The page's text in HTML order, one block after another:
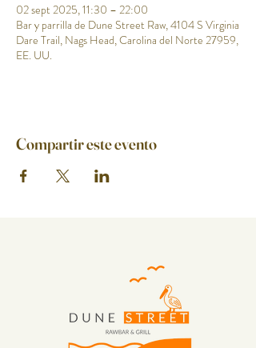
02 sept 2025, 11:30 – 22:00
Bar y parrilla de Dune Street Raw, 4104 S Virginia
Dare Trail, Nags Head, Carolina del Norte 27959,
EE. UU.
Compartir este evento